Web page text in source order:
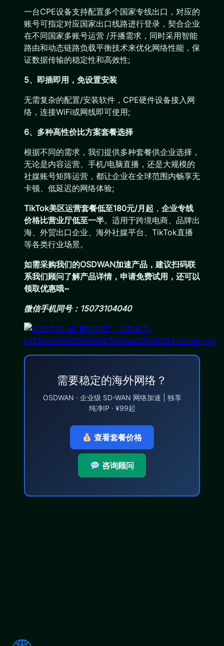
一台CPE设备支持配置多个国家专线出口，对应的
账号可指定对应国家出口线路进行登录，契合企业
在不同国家多账号运营 /开播需求，同时采用智能
路由和动态链路负载平衡技术来优化网络性能，保
证数据传输的稳定性和高效性;
5、即插即用，免设置安装
无需复杂的配置/安装软件，CPE硬件设备接入网
络，连接WiFi或网线即可使用;
6、多种高性价比方案套餐选择
根据不同的需求，我们提供多种套餐供企业选择，
无论是内容运营、手机/电脑直播，还是大规模的
社媒账号矩阵运营，都让企业在全球范围内畅享无
卡顿、低延迟的网络体验;
TikTok美区运营套餐低至180元/月起 ， 企业专线
价格比营业厅低至一半。适用于跨境电商、品牌出
海、外贸出口企业、海外社媒平台、TikTok直播
等各类行业场景。
如需采购我们的OSDWAN加速产品，建议扫码联
系我们顾问了解产品详情，申请免费试用，还可以
领取优惠哦~
微信手机同号：15073104040
需要稳定的海外网络？
OSDWAN · 企业级 SD-WAN 网络加速 | 独享
纯净IP · ¥99起
查看套餐价格
咨询顾问